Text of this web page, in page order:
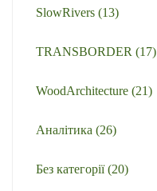
SlowRivers (13)
TRANSBORDER (17)
WoodArchitecture (21)
Аналітика (26)
Без категорії(20)